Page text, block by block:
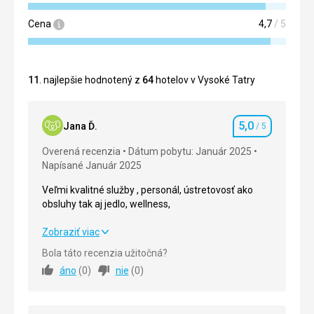
Cena 4,7/ 5
11. najlepšie hodnotený z 64 hotelov v Vysoké Tatry
Jana Ď. Hodnotenie
5,0 / 5
Overená recenzia
Dátum pobytu: Január 2025
Napísané Január 2025
Veľmi kvalitné služby , personál, ústretovosť ako
obsluhy tak aj jedlo, wellness,
Veľmi kvalitné služby , personál, ústretovosť ako
obsluhy tak aj jedlo, wellness,
Strava
Zobraziť viac
Bola táto recenzia užitočná?
áno (0) nie (0)